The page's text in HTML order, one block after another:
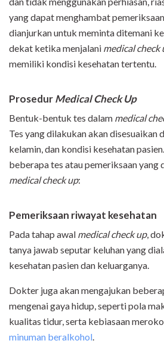
yang dapat menghambat pemeriksaan.
dianjurkan untuk meminta ditemani
dekat ketika menjalani medical check
memiliki kondisi kesehatan tertentu.
ProsedurMedical Check Up
Bentuk-bentuk tes dalam medical
Tes yang dilakukan akan disesuaikan
kelamin, dan kondisi kesehatan
beberapa tes atau pemeriksaan yang
medical check up:
Pemeriksaan riwayat kesehatan
Pada tahap awal medical check up,
tanya jawab seputar keluhan yang
kesehatan pasien dan keluarganya.
Dokter juga akan mengajukan
mengenai gaya hidup, seperti pola
kualitas tidur, serta kebiasaan
minuman beralkohol